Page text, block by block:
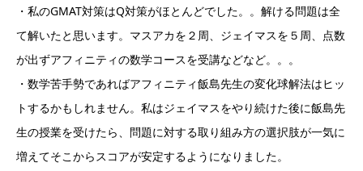
・私のGMAT対策はQ対策がほとんどでした。。解ける問題は全
て解いたと思います。マスアカを２周、ジェイマスを５周、点数
が出ずアフィニティの数学コースを受講などなど。。。
・数学苦手勢であればアフィニティ飯島先生の変化球解法はヒッ
トするかもしれません。私はジェイマスをやり続けた後に飯島先
生の授業を受けたら、問題に対する取り組み方の選択肢が一気に
増えてそこからスコアが安定するようになりました。